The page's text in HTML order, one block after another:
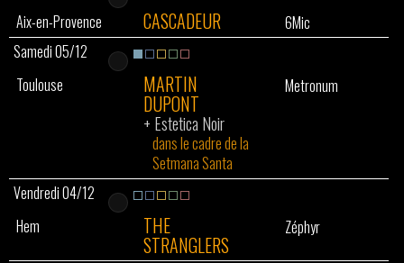
Aix-en-Provence
CASCADEUR
6Mic
Samedi 05/12
Toulouse
MARTIN
DUPONT
+ Estetica Noir
dans le cadre de la
Setmana Santa
Metronum
Vendredi 04/12
Hem
THE
STRANGLERS
Zéphyr